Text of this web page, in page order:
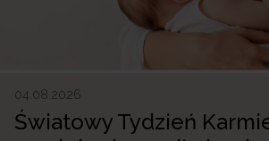
04.08.2026
Światowy Tydzień